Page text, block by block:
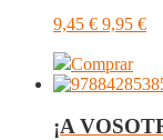
9,45 € 9,95 €
Comprar
¡A